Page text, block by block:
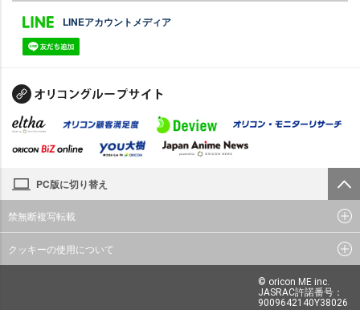
LINEアカウントメディア
PC版に切り替え
禁無断複写転載
クッキーの使用について
© oricon ME inc.
JASRAC許諾番号：
9009642140Y38026